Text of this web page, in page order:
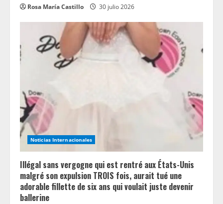
Rosa María Castillo 30 julio 2026
Noticias Internacionales
Illégal sans vergogne qui est rentré aux États-Unis
malgré son expulsion TROIS fois, aurait tué une
adorable fillette de six ans qui voulait juste devenir
ballerine